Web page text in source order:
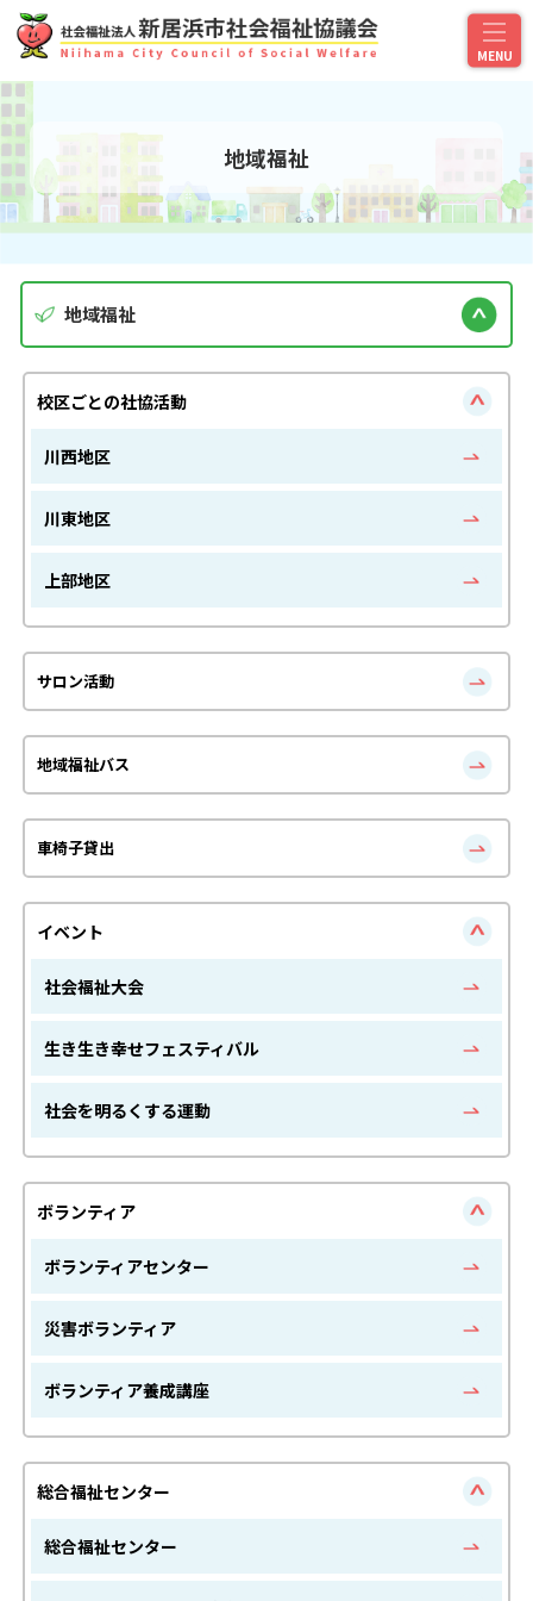
地域福祉
地域福祉
校区ごとの社協活動
川西地区
川東地区
上部地区
サロン活動
地域福祉バス
車椅子貸出
イベント
社会福祉大会
生き生き幸せフェスティバル
社会を明るくする運動
ボランティア
ボランティアセンター
災害ボランティア
ボランティア養成講座
総合福祉センター
総合福祉センター